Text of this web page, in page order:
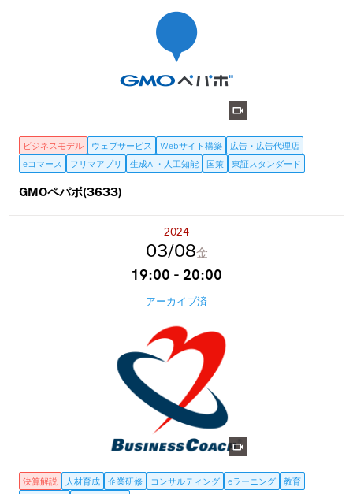
ビジネスモデル ウェブサービス Webサイト構築
広告・広告代理店
eコマース
フリマアプリ 生成AI・人工知能 国策 東証スタンダード
GMOペパボ(3633)
2024
03 08金
19:00 - 20:00
アーカイブ済
決算解説 人材育成 企業研修 コンサルティング eラーニング
教育